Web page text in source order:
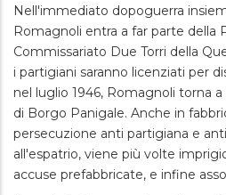
Nell'immediato dopoguerra
Romagnoli entra a far parte della
Commissariato Due Torri della
i partigiani saranno licenziati per
nel luglio 1946, Romagnoli torna a
di Borgo Panigale. Anche in
persecuzione anti partigiana e
all'espatrio, viene più volte
accuse prefabbricate, e infine